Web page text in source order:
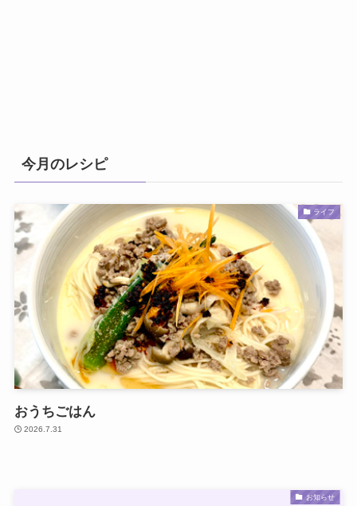
今月のレシピ
ライフ
おうちごはん
2026.7.31
お知らせ